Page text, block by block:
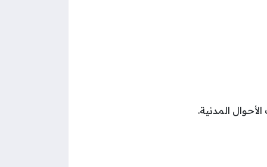
المدنية.